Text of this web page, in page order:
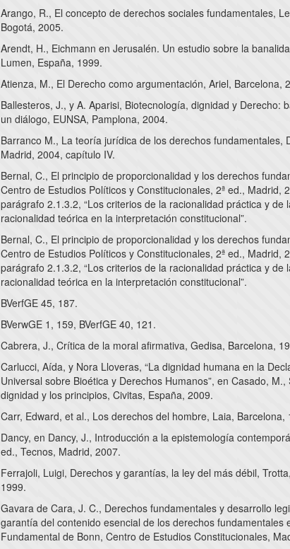
Arango, R., El concepto de derechos sociales fundamentales,
Bogotá, 2005.
Arendt, H., Eichmann en Jerusalén. Un estudio sobre la
Lumen, España, 1999.
Atienza, M., El Derecho como argumentación, Ariel, Barcelona,
Ballesteros, J., y A. Aparisi, Biotecnología, dignidad y Derecho:
un diálogo, EUNSA, Pamplona, 2004.
Barranco M., La teoría jurídica de los derechos fundamentales,
Madrid, 2004, capítulo IV.
Bernal, C., El principio de proporcionalidad y los derechos
Centro de Estudios Políticos y Constitucionales, 2ª ed., Madrid,
parágrafo 2.1.3.2, “Los criterios de la racionalidad práctica y de
racionalidad teórica en la interpretación constitucional”.
Bernal, C., El principio de proporcionalidad y los derechos
Centro de Estudios Políticos y Constitucionales, 2ª ed., Madrid,
parágrafo 2.1.3.2, “Los criterios de la racionalidad práctica y de
racionalidad teórica en la interpretación constitucional”.
BVerfGE 45, 187.
BVerwGE 1, 159, BVerfGE 40, 121.
Cabrera, J., Crítica de la moral afirmativa, Gedisa, Barcelona,
Carlucci, Aída, y Nora Lloveras, “La dignidad humana en la
Universal sobre Bioética y Derechos Humanos”, en Casado, M.,
dignidad y los principios, Civitas, España, 2009.
Carr, Edward, et al., Los derechos del hombre, Laia, Barcelona,
Dancy, en Dancy, J., Introducción a la epistemología
ed., Tecnos, Madrid, 2007.
Ferrajoli, Luigi, Derechos y garantías, la ley del más débil,
1999.
Gavara de Cara, J. C., Derechos fundamentales y desarrollo
garantía del contenido esencial de los derechos fundamentales
Fundamental de Bonn, Centro de Estudios Constitucionales,